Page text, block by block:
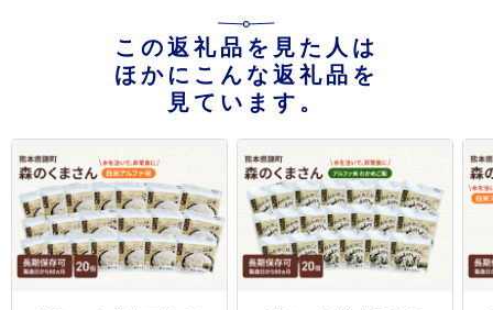
この返礼品を見た人は
ほかにこんな返礼品を
見ています。